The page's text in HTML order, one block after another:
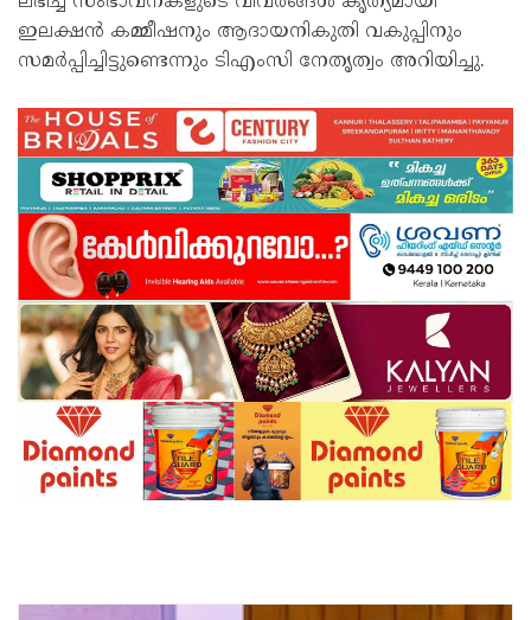
ഇലക്ഷന്‍ കമ്മീഷനും ആദായനികുതി വകുപ്പിനും
സമര്‍പ്പിച്ചിട്ടുണ്ടെന്നും ടിഎംസി നേതൃത്വം അറിയിച്ചു.